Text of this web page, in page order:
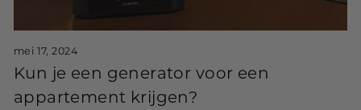
mei 17, 2024
Kun je een generator voor een
appartement krijgen?